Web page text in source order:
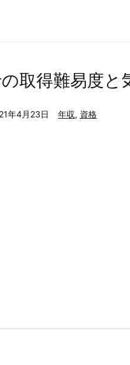
取得難易度と
年4月23日 年収, 資格